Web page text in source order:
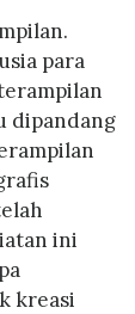
para
dipandang
ini
kreasi